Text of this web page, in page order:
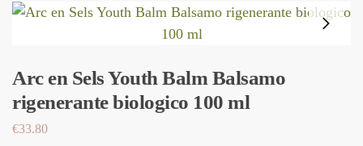
Arc en Sels Youth Balm Balsamo
rigenerante biologico 100 ml
€33.80